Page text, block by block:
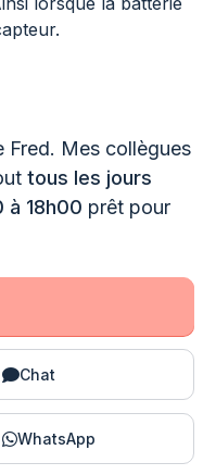
Fred. Mes collègues
tous les jours
à 18h00 prêt pour
Chat
WhatsApp